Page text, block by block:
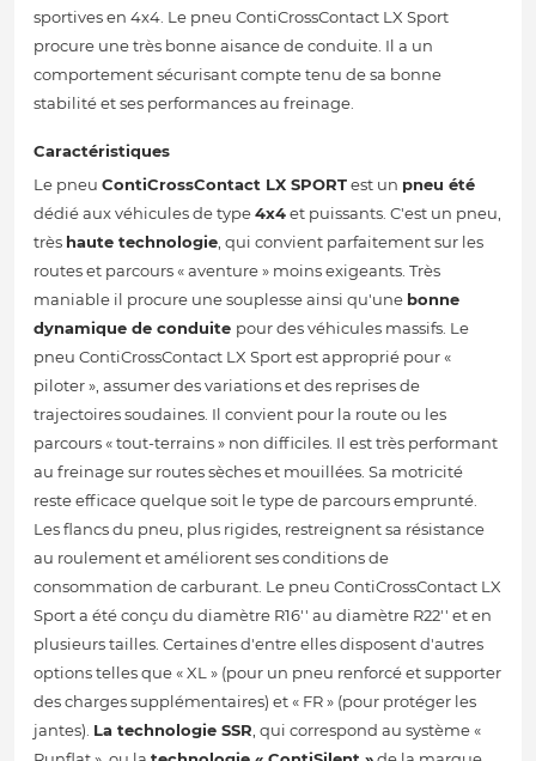
sportives en 4x4. Le pneu ContiCrossContact LX Sport
procure une très bonne aisance de conduite. Il a un
comportement sécurisant compte tenu de sa bonne
stabilité et ses performances au freinage.
Caractéristiques
Le pneu ContiCrossContact LX SPORTest un pneu été
dédié aux véhicules de type4x4et puissants. C'est un pneu,
très haute technologie, qui convient parfaitement sur les
routes et parcours « aventure » moins exigeants. Très
maniable il procure une souplesse ainsi qu'une bonne
dynamique de conduite pour des véhicules massifs. Le
pneu ContiCrossContact LX Sport est approprié pour «
piloter », assumer des variations et des reprises de
trajectoires soudaines. Il convient pour la route ou les
parcours « tout-terrains » non difficiles. Il est très performant
au freinage sur routes sèches et mouillées. Sa motricité
reste efficace quelque soit le type de parcours emprunté.
Les flancs du pneu, plus rigides, restreignent sa résistance
au roulement et améliorent ses conditions de
consommation de carburant. Le pneu ContiCrossContact LX
Sport a été conçu du diamètre R16'' au diamètre R22'' et en
plusieurs tailles. Certaines d'entre elles disposent d'autres
options telles que « XL » (pour un pneu renforcé et supporter
des charges supplémentaires) et « FR » (pour protéger les
jantes). La technologie SSR, qui correspond au système «